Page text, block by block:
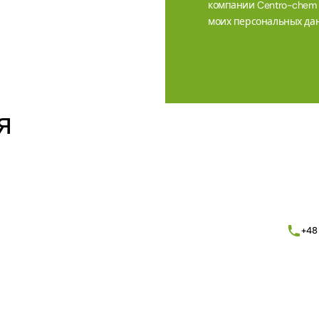
компании Centro-chem
моих персональных